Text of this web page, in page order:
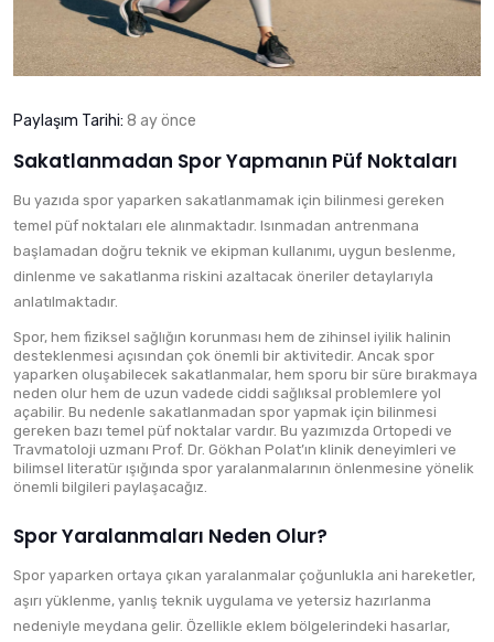
Paylaşım Tarihi: 8 ay önce
Sakatlanmadan Spor Yapmanın Püf Noktaları
Bu yazıda spor yaparken sakatlanmamak için bilinmesi gereken
temel püf noktaları ele alınmaktadır. Isınmadan antrenmana
başlamadan doğru teknik ve ekipman kullanımı, uygun beslenme,
dinlenme ve sakatlanma riskini azaltacak öneriler detaylarıyla
anlatılmaktadır.
Spor, hem fiziksel sağlığın korunması hem de zihinsel iyilik halinin
desteklenmesi açısından çok önemli bir aktivitedir. Ancak spor
yaparken oluşabilecek sakatlanmalar, hem sporu bir süre bırakmaya
neden olur hem de uzun vadede ciddi sağlıksal problemlere yol
açabilir. Bu nedenle sakatlanmadan spor yapmak için bilinmesi
gereken bazı temel püf noktalar vardır. Bu yazımızda Ortopedi ve
Travmatoloji uzmanı Prof. Dr. Gökhan Polat’ın klinik deneyimleri ve
bilimsel literatür ışığında spor yaralanmalarının önlenmesine yönelik
önemli bilgileri paylaşacağız.
Spor Yaralanmaları Neden Olur?
Spor yaparken ortaya çıkan yaralanmalar çoğunlukla ani hareketler,
aşırı yüklenme, yanlış teknik uygulama ve yetersiz hazırlanma
nedeniyle meydana gelir. Özellikle eklem bölgelerindeki hasarlar,